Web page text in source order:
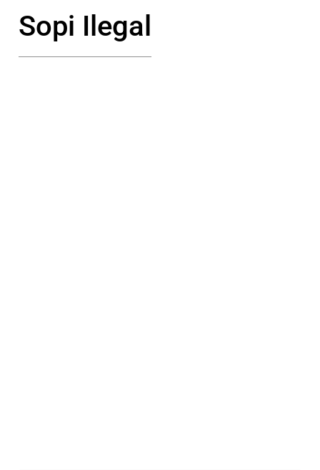
Sopi Ilegal